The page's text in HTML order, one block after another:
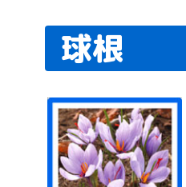
野菜たね
花たね
たね栽培資材
たね未使用カテゴリー
（早割）野菜＆花た
ね・早期予約販売
たまねぎ苗
ニンニク種球
種いも
野菜苗（夏秋）
野菜苗（ケース販売・
農家直送）
ミニ観葉植物
ミニ盆栽
花苗
球根
チューリップ
ユリ
花木
果樹苗
山菜・有用植物苗
ラン・山野草
菊苗
厳選 鉢花・花苗
植物ネット限定商品
野菜苗
さつまいも苗
植物未使用カテゴリー
フルーツ
加工食品
健康食品
魚・水産
海外食品１
ご当地特産品
食品イベント
食品管理用カテゴリー
食品未使用カテゴリー
球根